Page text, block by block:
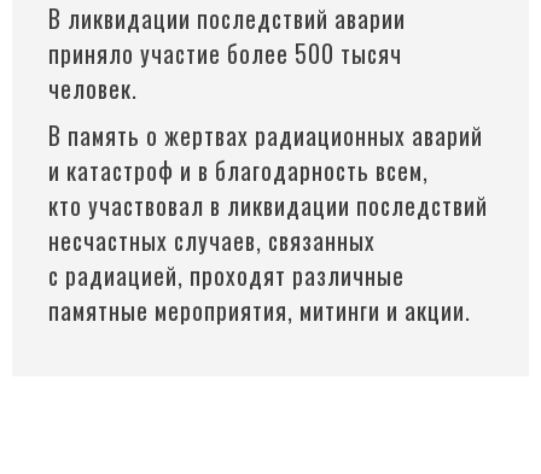
В ликвидации последствий аварии
приняло участие более 500 тысяч
человек.
В память о жертвах радиационных аварий
и катастроф и в благодарность всем,
кто участвовал в ликвидации последствий
несчастных случаев, связанных
с радиацией, проходят различные
памятные мероприятия, митинги и акции.